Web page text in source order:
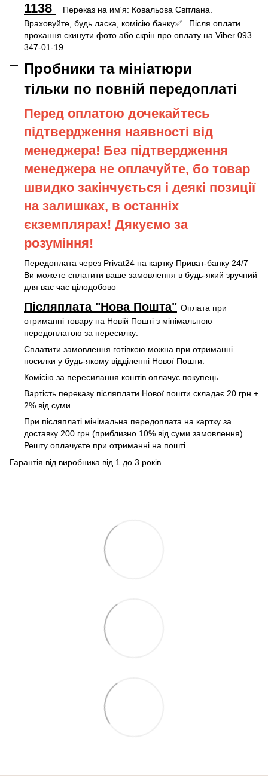
1138
Переказ на им'я: Ковальова Світлана.
Враховуйте, будь ласка, комісію банку✅. Після оплати
прохання скинути фото або скрін про оплату на Viber 093
347-01-19.
Пробники та мініатюри
тільки по повній передоплаті
Перед оплатою дочекайтесь
підтвердження наявності від
менеджера! Без підтвердження
менеджера не оплачуйте, бо товар
швидко закінчується і деякі позиції
на залишках, в останніх
єкземплярах! Дякуємо за
розуміння!
Передоплата через Privat24 на картку Приват-банку 24/7
Ви можете сплатити ваше замовлення в будь-який зручний
для вас час цілодобово
Післяплата "Нова Пошта" Оплата при
отриманні товару на Новій Пошті з мінімальною
передоплатою за пересилку:
Сплатити замовлення готівкою можна при отриманні
посилки у будь-якому відділенні Нової Пошти.
Комісію за пересилання коштів оплачує покупець.
Вартість переказу післяплати Нової пошти складає 20 грн +
2% від суми.
При післяплаті мінімальна передоплата на картку за
доставку 200 грн (приблизно 10% від суми замовлення)
Решту оплачуєте при отриманні на пошті.
Гарантія від виробника від 1 до 3 років.